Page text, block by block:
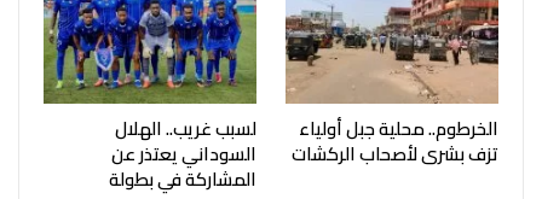
الخرطوم.. محلية جبل أولياء
تزف بشرى لأصحاب الركشات
لسبب غريب.. الهلال
السوداني يعتذر عن
المشاركة في بطولة